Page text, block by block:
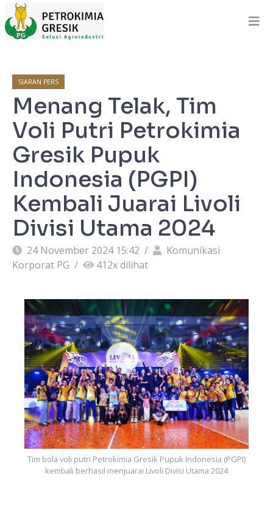
SIARAN PERS
Menang Telak, Tim
Voli Putri Petrokimia
Gresik Pupuk
Indonesia (PGPI)
Kembali Juarai Livoli
Divisi Utama 2024
24 November 2024 15:42 /
Komunikasi
Korporat PG / 412x dilihat
Tim bola voli putri Petrokimia Gresik Pupuk Indonesia (PGPI)
kembali berhasil menjuarai Livoli Divisi Utama 2024